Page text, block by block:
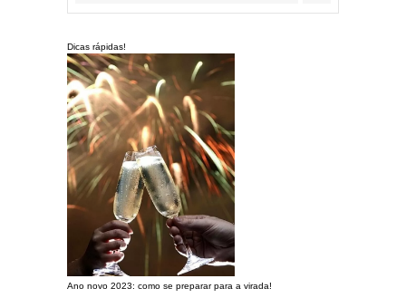
Dicas rápidas!
Ano novo 2023: como se preparar para a virada!